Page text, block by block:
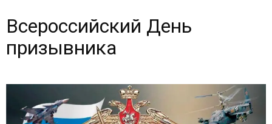
Морской
собор
Всероссийский День
призывника